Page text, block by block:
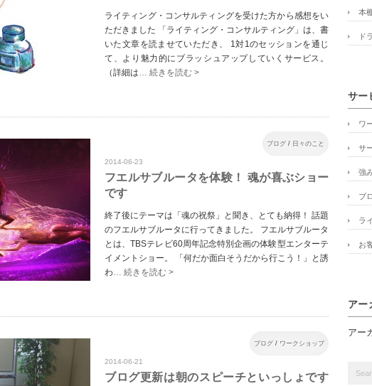
ライティング・コンサルティングを受けた方から感想をい
ただきました 「ライティング・コンサルティング」は、書
いた文章を読ませていただき、 1対1のセッションを通じ
て、より魅力的にブラッシュアップしていくサービス。
（詳細は… 続きを読む >
ブログ / 日々のこと
2014-06-23
フエルサブルータを体験！ 魂が喜ぶショー
です
終了後にテーマは「魂の祝祭」と聞き、とても納得！ 話題
のフエルサブルータに行ってきました。 フエルサブルータ
とは、TBSテレビ60周年記念特別企画の体験型エンターテ
イメントショー。 「何だか面白そうだから行こう！」と誘
わ… 続きを読む >
ブログ / ワークショップ
2014-06-21
ブログ更新は朝のスピーチといっしょです
本
ド
サー
ワ
サ
強
ブ
ラ
お
アー
アー